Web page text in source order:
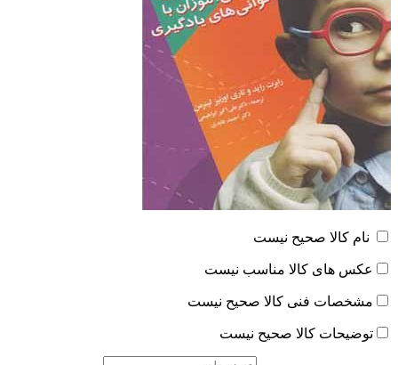
نام کالا صحیح نیست
عکس های کالا مناسب نیست
مشخصات فنی کالا صحیح نیست
توضیحات کالا صحیح نیست